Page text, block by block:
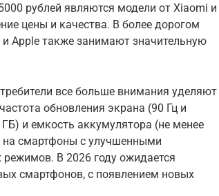
рублей являются модели от Xiaomi и
цены и качества. В более дорогом
и Apple также занимают значительную
все больше внимания уделяют
обновления экрана (90 Гц и
и емкость аккумулятора (не менее
на смартфоны с улучшенными
В 2026 году ожидается
смартфонов, с появлением новых